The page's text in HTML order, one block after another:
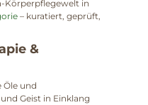
Körperpflegewelt in
– kuratiert, geprüft,
&
Öle und
Geist in Einklang